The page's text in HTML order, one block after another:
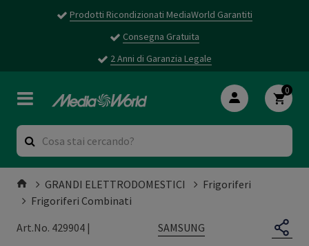
Prodotti Ricondizionati MediaWorld Garantiti
Consegna Gratuita
2 Anni di Garanzia Legale
0
GRANDI ELETTRODOMESTICI
Frigoriferi
Frigoriferi Combinati
Art.No. 429904 |
SAMSUNG